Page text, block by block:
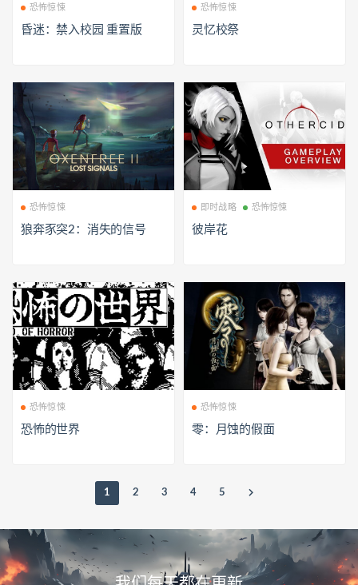
恐怖惊悚
昏迷：禁入校园 重置版
恐怖惊悚
灵忆校祭
恐怖惊悚
狼奔豕突2：消失的信号
即时战略 恐怖惊悚
彼岸花
恐怖惊悚
恐怖的世界
恐怖惊悚
零：月蚀的假面
1 2 3 4 5